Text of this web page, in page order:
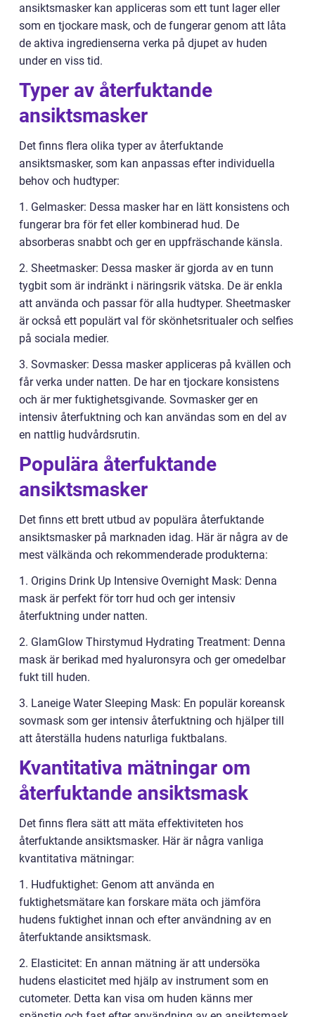
ansiktsmasker kan appliceras som ett tunt lager eller
som en tjockare mask, och de fungerar genom att låta
de aktiva ingredienserna verka på djupet av huden
under en viss tid.
Typer av återfuktande
ansiktsmasker
Det finns flera olika typer av återfuktande
ansiktsmasker, som kan anpassas efter individuella
behov och hudtyper:
1. Gelmasker: Dessa masker har en lätt konsistens och
fungerar bra för fet eller kombinerad hud. De
absorberas snabbt och ger en uppfräschande känsla.
2. Sheetmasker: Dessa masker är gjorda av en tunn
tygbit som är indränkt i näringsrik vätska. De är enkla
att använda och passar för alla hudtyper. Sheetmasker
är också ett populärt val för skönhetsritualer och selfies
på sociala medier.
3. Sovmasker: Dessa masker appliceras på kvällen och
får verka under natten. De har en tjockare konsistens
och är mer fuktighetsgivande. Sovmasker ger en
intensiv återfuktning och kan användas som en del av
en nattlig hudvårdsrutin.
Populära återfuktande
ansiktsmasker
Det finns ett brett utbud av populära återfuktande
ansiktsmasker på marknaden idag. Här är några av de
mest välkända och rekommenderade produkterna:
1. Origins Drink Up Intensive Overnight Mask: Denna
mask är perfekt för torr hud och ger intensiv
återfuktning under natten.
2. GlamGlow Thirstymud Hydrating Treatment: Denna
mask är berikad med hyaluronsyra och ger omedelbar
fukt till huden.
3. Laneige Water Sleeping Mask: En populär koreansk
sovmask som ger intensiv återfuktning och hjälper till
att återställa hudens naturliga fuktbalans.
Kvantitativa mätningar om
återfuktande ansiktsmask
Det finns flera sätt att mäta effektiviteten hos
återfuktande ansiktsmasker. Här är några vanliga
kvantitativa mätningar:
1. Hudfuktighet: Genom att använda en
fuktighetsmätare kan forskare mäta och jämföra
hudens fuktighet innan och efter användning av en
återfuktande ansiktsmask.
2. Elasticitet: En annan mätning är att undersöka
hudens elasticitet med hjälp av instrument som en
cutometer. Detta kan visa om huden känns mer